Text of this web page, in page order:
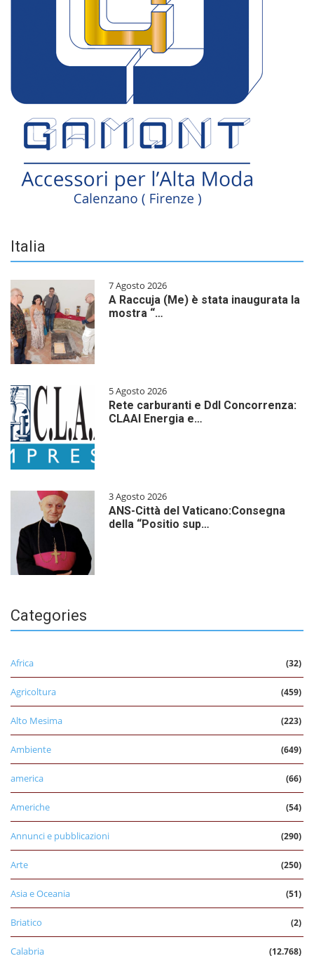
Italia
7 Agosto 2026
A Raccuja (Me) è stata inaugurata la
mostra “…
5 Agosto 2026
Rete carburanti e Ddl Concorrenza:
CLAAI Energia e…
3 Agosto 2026
ANS-Città del Vaticano:Consegna
della “Positio sup…
Categories
Africa (32)
Agricoltura (459)
Alto Mesima (223)
Ambiente (649)
america (66)
Americhe (54)
Annunci e pubblicazioni (290)
Arte (250)
Asia e Oceania (51)
Briatico (2)
Calabria (12.768)